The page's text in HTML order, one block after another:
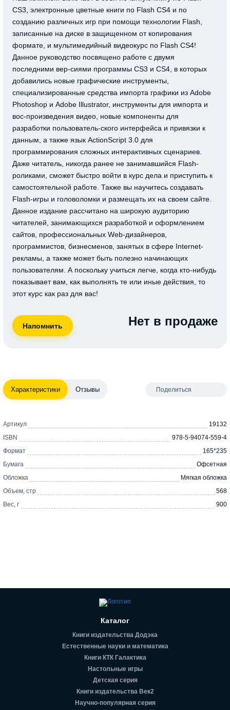
CS3, электронные цветные книги по Flash CS4 и по
созданию различных игр при помощи технологии Flash,
записанные на диске в защищенном от копирования
формате, и мультимедийный видеокурс по Flash CS4!
Данное руководство посвящено работе с двумя
последними вер-сиями программы CS3 и CS4, в которых
добавились новые графические инструменты,
специализированные средства импорта графики из Adobe
Photoshop и Adobe Illustrator, инструменты для импорта и
вос-произведения видео, новые компоненты для
разработки пользователь-ского интерфейса и привязки к
данным, а также язык ActionScript 3.0 для
программирования сложных интерактивных сценариев.
Даже читатель, никогда ранее не занимавшийся Flash-
роликами, сможет быстро войти в курс дела и приступить к
самостоятельной работе. Также вы научитесь создавать
Flash-игры и головоломки и размещать их на своем сайте.
Данное издание рассчитано на широкую аудиторию
читателей, занимающихся разработкой и оформлением
сайтов, профессиональных Web-дизайнеров,
программистов, бизнесменов, занятых в сфере Internet-
рекламы, а также может быть полезно начинающих
пользователям. А поскольку учиться легче, когда кто-нибудь
показывает вам, как выполнять те или иные действия, то
этот курс как раз для вас!
Нет в продаже
Характеристики Отзывы Поделиться
Артикул
19132
ISBN
978-5-94074-559-4
Формат
165*235
Бумага
Офсетная
Обложка
Мягкая обложка
Объем, стр
568
Вес, г
900
Каталог
Книги издательства Додэка
Естественные науки и математика
Книги КТК Галактика
Настольные игры
Детская серия
Книги издательства Век2
Научно-популярная серия